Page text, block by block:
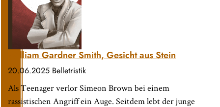
William Gardner Smith, Gesicht aus Stein
20.06.2025 Belletristik
Als Teenager verlor Simeon Brown bei einem
rassistischen Angriff ein Auge. Seitdem lebt der junge